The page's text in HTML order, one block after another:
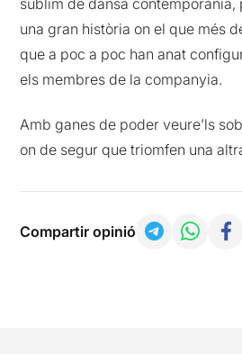
una gran història on el que més
que a poc a poc han anat
els membres de la companyia.
Amb ganes de poder veure’ls
on de segur que triomfen una
Compartir opinió